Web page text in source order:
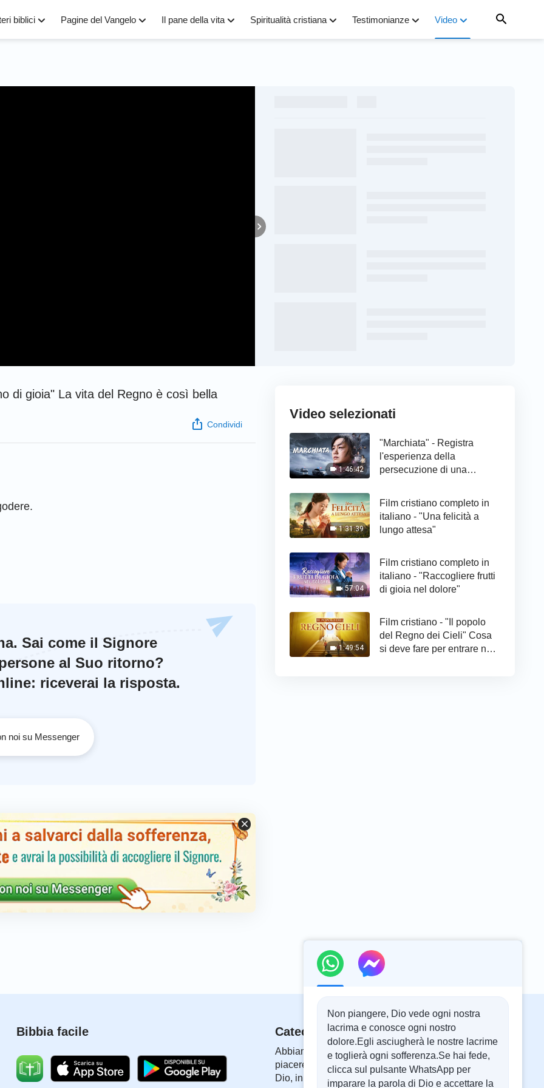
biblici Pagine del Vangelo Il pane della vita Spiritualità cristiana Testimonianze Video
di gioia" La vita del Regno è così bella
Condividi
felice.
Sai come il Signore
al Suo ritorno?
riceverai la risposta.
noi su Messenger
Video selezionati
1:46:42
"Marchiata" - Registra
l'esperienza della
persecuzione di una
1:31:39
Film cristiano completo in
italiano - "Una felicità a
lungo attesa"
57:04
Film cristiano completo in
italiano - "Raccogliere frutti
di gioia nel dolore"
1:49:54
Film cristiano - "Il popolo
del Regno dei Cieli" Cosa
si deve fare per entrare nel
Bibbia facile Catechismo Online
Abbiamo 24 ore, cioè 1440 minuti al giorno. Ti
piacerebbe dedicare 10 minuti ad ascoltare le parole di
Dio, in modo da avvicinarti a Lui?
Non piangere, Dio vede ogni nostra
lacrima e conosce ogni nostro
dolore.Egli asciugherà le nostre lacrime
e toglierà ogni sofferenza.Se hai fede,
clicca sul pulsante WhatsApp per
imparare la parola di Dio e accettare la